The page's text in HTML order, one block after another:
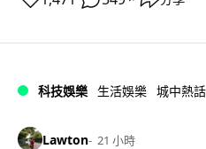
科技娛樂 生活娛樂 城中熱話
Lawton 21 小時